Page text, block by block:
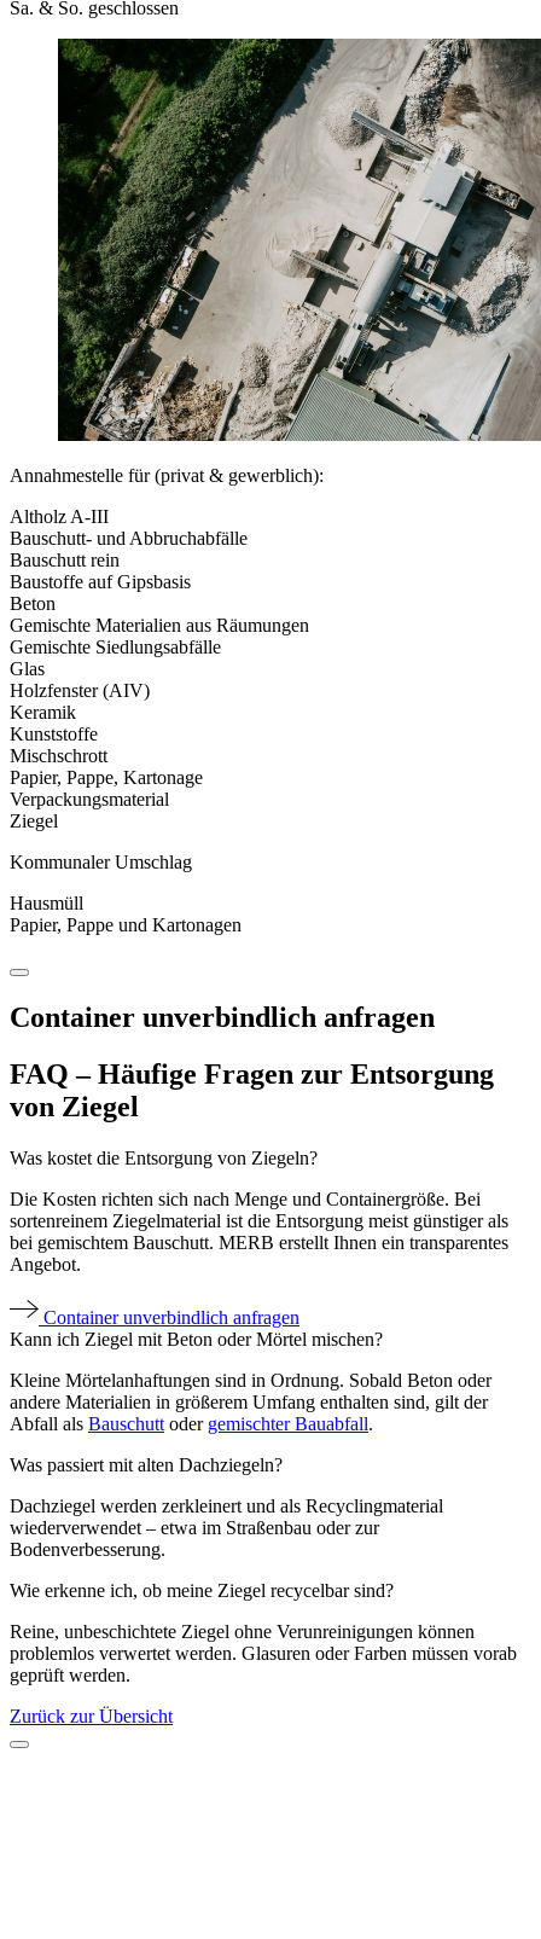
Sa. & So. geschlossen
Annahmestelle für (privat & gewerblich):
Altholz A-III
Bauschutt- und Abbruchabfälle
Bauschutt rein
Baustoffe auf Gipsbasis
Beton
Gemischte Materialien aus Räumungen
Gemischte Siedlungsabfälle
Glas
Holzfenster (AIV)
Keramik
Kunststoffe
Mischschrott
Papier, Pappe, Kartonage
Verpackungsmaterial
Ziegel
Kommunaler Umschlag
Hausmüll
Papier, Pappe und Kartonagen
Container unverbindlich anfragen
FAQ – Häufige Fragen zur Entsorgung
von Ziegel
Was kostet die Entsorgung von Ziegeln?
Die Kosten richten sich nach Menge und Containergröße. Bei
sortenreinem Ziegelmaterial ist die Entsorgung meist günstiger als
bei gemischtem Bauschutt. MERB erstellt Ihnen ein transparentes
Angebot.
Container unverbindlich anfragen
Kann ich Ziegel mit Beton oder Mörtel mischen?
Kleine Mörtelanhaftungen sind in Ordnung. Sobald Beton oder
andere Materialien in größerem Umfang enthalten sind, gilt der
Abfall als Bauschutt oder gemischter Bauabfall.
Was passiert mit alten Dachziegeln?
Dachziegel werden zerkleinert und als Recyclingmaterial
wiederverwendet – etwa im Straßenbau oder zur
Bodenverbesserung.
Wie erkenne ich, ob meine Ziegel recycelbar sind?
Reine, unbeschichtete Ziegel ohne Verunreinigungen können
problemlos verwertet werden. Glasuren oder Farben müssen vorab
geprüft werden.
Zurück zur Übersicht